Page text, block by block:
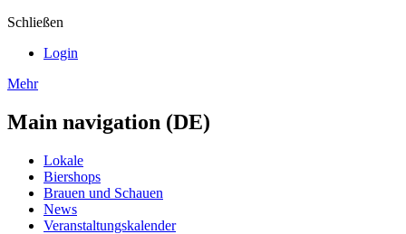
Schließen
Login
Mehr
Main navigation (DE)
Lokale
Biershops
Brauen und Schauen
News
Veranstaltungskalender